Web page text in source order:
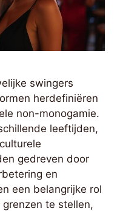
swingers
herdefiniëren
non-monogamie.
leeftijden,
gedreven door
en
een belangrijke rol
te stellen,